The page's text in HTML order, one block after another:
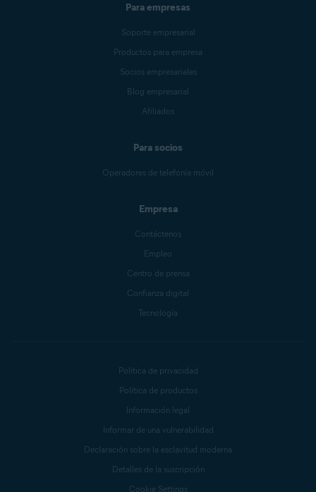
Para empresas
Soporte empresarial
Productos para empresa
Socios empresariales
Blog empresarial
Afiliados
Para socios
Operadores de telefonía móvil
Empresa
Contáctenos
Empleo
Centro de prensa
Confianza digital
Tecnología
Política de privacidad
Política de productos
Información legal
Informar de una vulnerabilidad
Declaración sobre la esclavitud moderna
Detalles de la suscripción
Cookie Settings